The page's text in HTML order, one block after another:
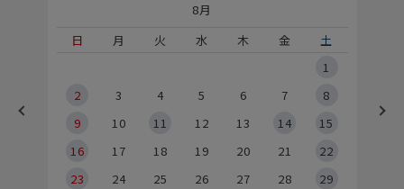
8月
日
月 火 水 木 金
土
1
2
3 4 5 6 7
8
9
10 11 12 13 14
15
16
17 18 19 20 21
22
23
24 25 26 27 28
29